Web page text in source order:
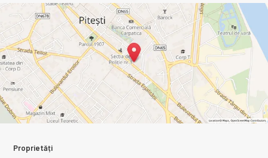
Proprietăți